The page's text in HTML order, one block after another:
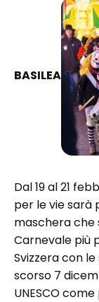
BASILEA
Dal 19 al 21
per le vie sarà
maschera che
Carnevale più
Svizzera con
scorso 7
UNESCO